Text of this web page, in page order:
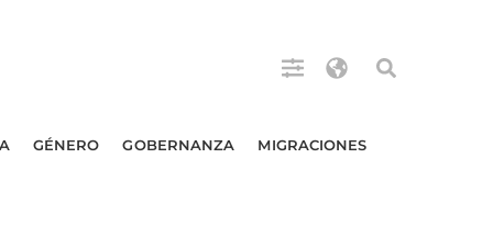
GÉNERO GOBERNANZA MIGRACIONES